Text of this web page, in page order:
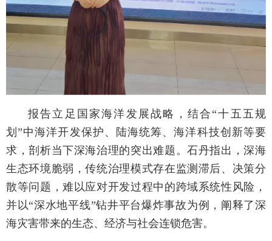
报告立足国家海洋发展战略，结合“十五五规
划”中海洋开发保护、陆海统筹、海洋科技创新等要
求，剖析当下深海治理的突出难题。石丹指出，深海
生态环境脆弱，传统治理模式存在监测滞后、决策分
散等问题，难以应对开发过程中的跨域系统性风险，
并以“深水地平线”钻井平台爆炸事故为例，阐释了深
海灾害带来的生态、经济与社会连锁危害。